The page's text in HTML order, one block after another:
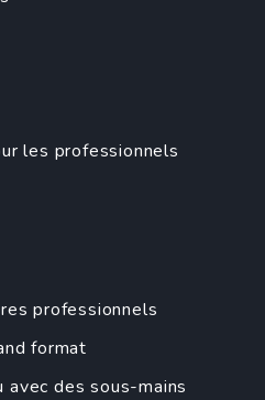
les professionnels
professionnels
format
avec des sous-mains